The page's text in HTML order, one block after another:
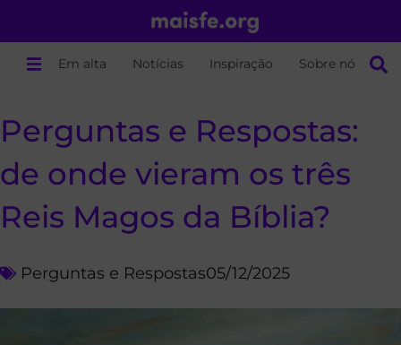
Em alta Notícias Inspiração Sobre nós
Perguntas e Respostas:
de onde vieram os três
Reis Magos da Bíblia?
Perguntas e Respostas05/12/2025